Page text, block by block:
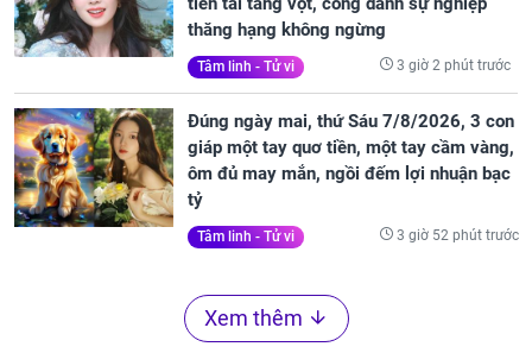
thăng hạng không ngừng
Tâm linh - Tử vi 3 giờ 2 phút trước
Đúng ngày mai, thứ Sáu 7/8/2026, 3 con
giáp một tay quơ tiền, một tay cầm vàng,
ôm đủ may mắn, ngồi đếm lợi nhuận bạc
tỷ
Tâm linh - Tử vi 3 giờ 52 phút trước
Xem thêm